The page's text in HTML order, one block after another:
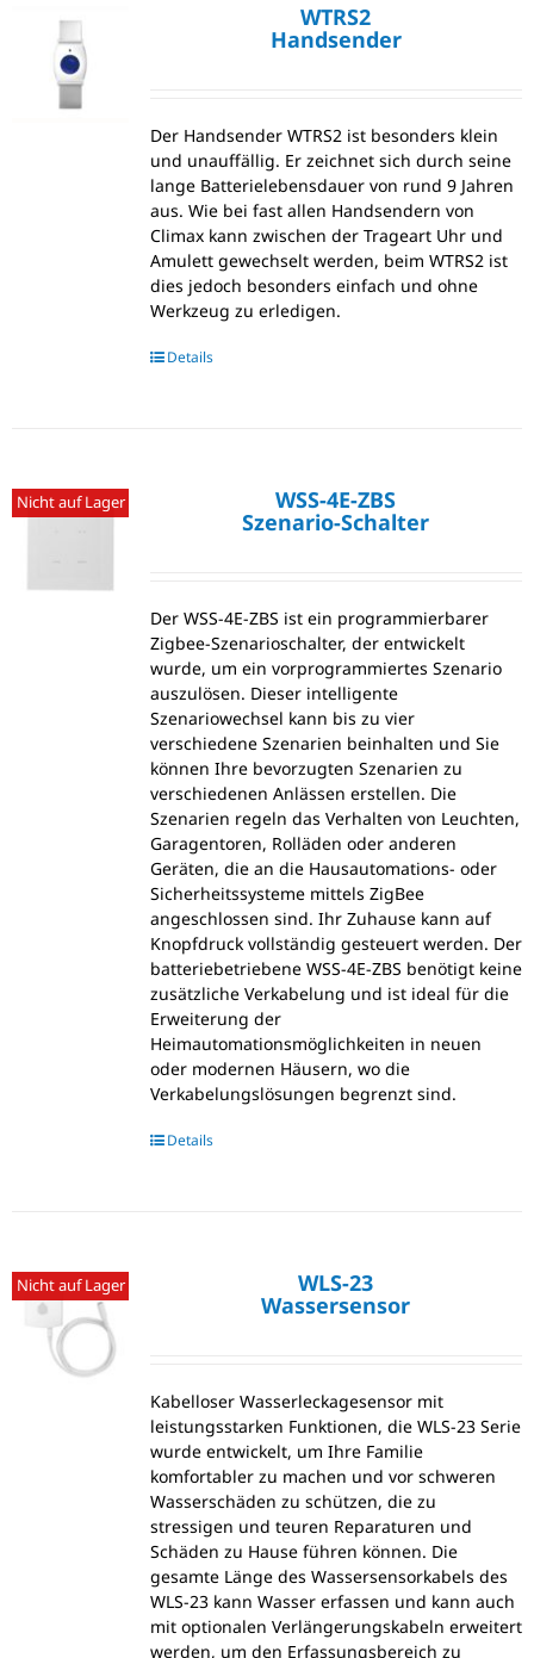
WTRS2
Handsender
Der Handsender WTRS2 ist besonders klein
und unauffällig. Er zeichnet sich durch seine
lange Batterielebensdauer von rund 9 Jahren
aus. Wie bei fast allen Handsendern von
Climax kann zwischen der Trageart Uhr und
Amulett gewechselt werden, beim WTRS2 ist
dies jedoch besonders einfach und ohne
Werkzeug zu erledigen.
Details
Nicht auf Lager WSS-4E-ZBS
Szenario-Schalter
Der WSS-4E-ZBS ist ein programmierbarer
Zigbee-Szenarioschalter, der entwickelt
wurde, um ein vorprogrammiertes Szenario
auszulösen. Dieser intelligente
Szenariowechsel kann bis zu vier
verschiedene Szenarien beinhalten und Sie
können Ihre bevorzugten Szenarien zu
verschiedenen Anlässen erstellen. Die
Szenarien regeln das Verhalten von Leuchten,
Garagentoren, Rolläden oder anderen
Geräten, die an die Hausautomations- oder
Sicherheitssysteme mittels ZigBee
angeschlossen sind. Ihr Zuhause kann auf
Knopfdruck vollständig gesteuert werden. Der
batteriebetriebene WSS-4E-ZBS benötigt keine
zusätzliche Verkabelung und ist ideal für die
Erweiterung der
Heimautomationsmöglichkeiten in neuen
oder modernen Häusern, wo die
Verkabelungslösungen begrenzt sind.
Details
Nicht auf Lager WLS-23
Wassersensor
Kabelloser Wasserleckagesensor mit
leistungsstarken Funktionen, die WLS-23 Serie
wurde entwickelt, um Ihre Familie
komfortabler zu machen und vor schweren
Wasserschäden zu schützen, die zu
stressigen und teuren Reparaturen und
Schäden zu Hause führen können. Die
gesamte Länge des Wassersensorkabels des
WLS-23 kann Wasser erfassen und kann auch
mit optionalen Verlängerungskabeln erweitert
werden, um den Erfassungsbereich zu